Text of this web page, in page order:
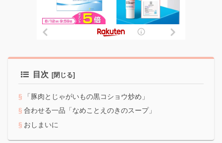
目次
「豚肉とじゃがいもの黒コショウ炒め」
合わせる一品「なめことえのきのスープ」
おしまいに